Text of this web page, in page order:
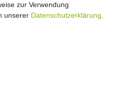
zur Verwendung
unserer Daten­schutz­erklärung